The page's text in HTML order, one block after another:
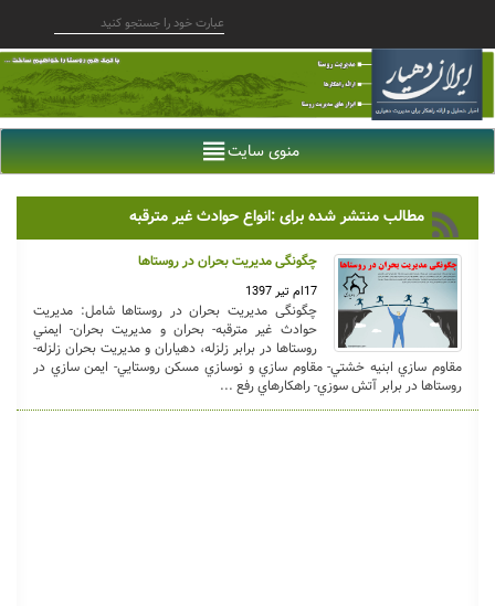
منوی سایت
مطالب منتشر شده برای :انواع حوادث غیر مترقبه
چگونگی مدیریت بحران در روستاها
17ام تیر 1397
چگونگی مدیریت بحران در روستاها شامل: مديريت
حوادث غير مترقبه- بحران و مديريت بحران- ايمني
روستاها در برابر زلزله، دهياران و مديريت بحران زلزله-
مقاوم سازي ابنيه خشتي- مقاوم سازي و نوسازي مسكن روستايي- ايمن سازي در
روستاها در برابر آتش سوزي- راهكارهاي رفع ...